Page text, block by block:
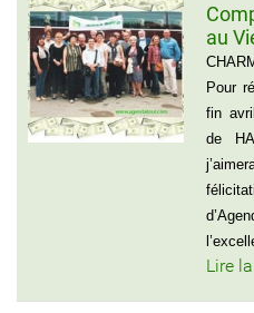
au
Pour
fin
de
Lire